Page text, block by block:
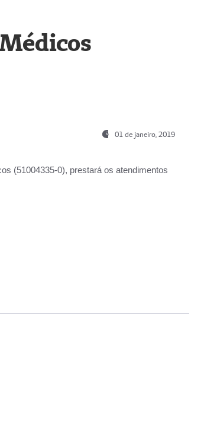
01 de janeiro, 2019
(51004335-0), prestará os atendimentos